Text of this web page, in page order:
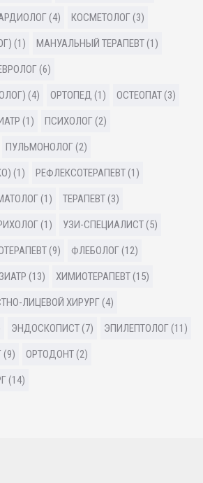
(4) КОСМЕТОЛОГ (3)
(1) МАНУАЛЬНЫЙ ТЕРАПЕВТ (1)
(6)
(4) ОРТОПЕД (1) ОСТЕОПАТ (3)
(1) ПСИХОЛОГ (2)
ПУЛЬМОНОЛОГ (2)
(1) РЕФЛЕКСОТЕРАПЕВТ (1)
(1) ТЕРАПЕВТ (3)
(1) УЗИ-СПЕЦИАЛИСТ (5)
(9) ФЛЕБОЛОГ (12)
(13) ХИМИОТЕРАПЕВТ (15)
ЛИЦЕВОЙ ХИРУРГ (4)
ЭНДОСКОПИСТ (7) ЭПИЛЕПТОЛОГ (11)
ОРТОДОНТ (2)
(14)